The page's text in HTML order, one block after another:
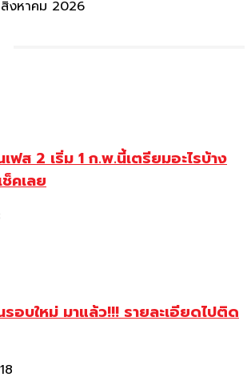
งหาคม 2026
ฟส 2 เริ่ม 1 ก.พ.นี้เตรียมอะไรบ้าง
คเลย
อบใหม่ มาแล้ว!!! รายละเอียดไปติด